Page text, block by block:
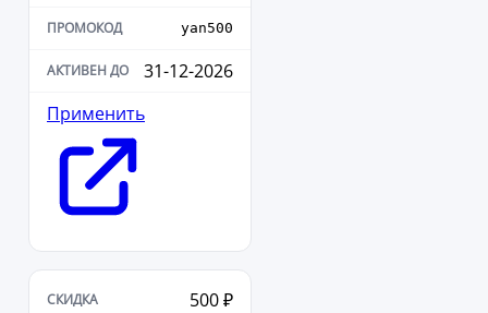
yan500
31-12-2026
Применить
500 ₽